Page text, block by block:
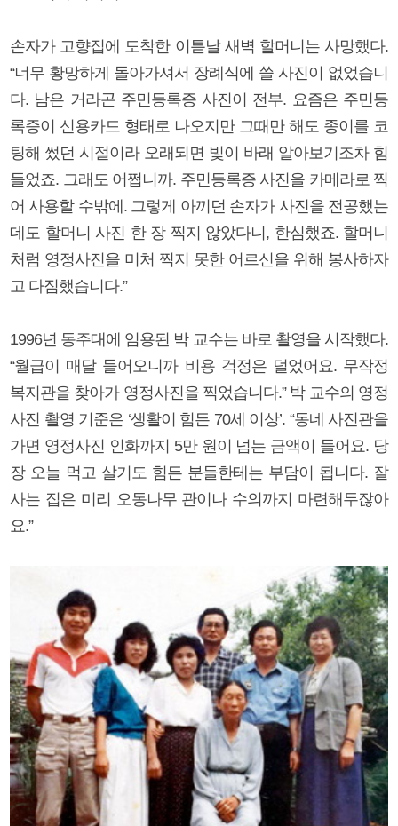
손자가 고향집에 도착한 이튿날 새벽 할머니는 사망했다.
“너무 황망하게 돌아가셔서 장례식에 쓸 사진이 없었습니
다. 남은 거라곤 주민등록증 사진이 전부. 요즘은 주민등
록증이 신용카드 형태로 나오지만 그때만 해도 종이를 코
팅해 썼던 시절이라 오래되면 빛이 바래 알아보기조차 힘
들었죠. 그래도 어쩝니까. 주민등록증 사진을 카메라로 찍
어 사용할 수밖에. 그렇게 아끼던 손자가 사진을 전공했는
데도 할머니 사진 한 장 찍지 않았다니, 한심했죠. 할머니
처럼 영정사진을 미처 찍지 못한 어르신을 위해 봉사하자
고 다짐했습니다.”
1996년 동주대에 임용된 박 교수는 바로 촬영을 시작했다.
“월급이 매달 들어오니까 비용 걱정은 덜었어요. 무작정
복지관을 찾아가 영정사진을 찍었습니다.” 박 교수의 영정
사진 촬영 기준은 ‘생활이 힘든 70세 이상’. “동네 사진관을
가면 영정사진 인화까지 5만 원이 넘는 금액이 들어요. 당
장 오늘 먹고 살기도 힘든 분들한테는 부담이 됩니다. 잘
사는 집은 미리 오동나무 관이나 수의까지 마련해두잖아
요.”